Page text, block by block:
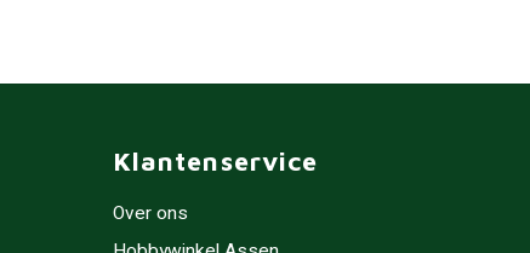
Klantenservice
Over ons